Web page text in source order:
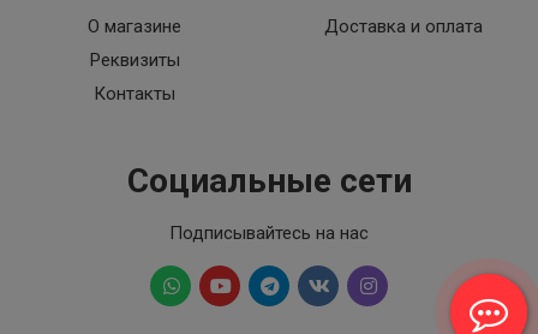
О магазине
Реквизиты
Контакты
Доставка и оплата
Социальные сети
Подписывайтесь на нас